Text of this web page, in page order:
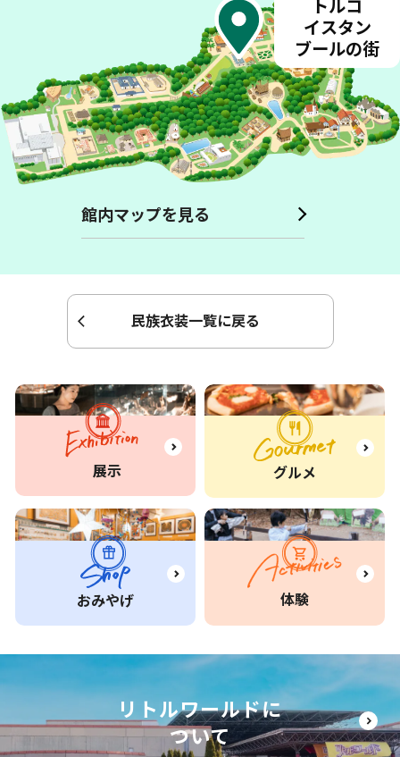
台湾 農家
ペルー
大農園 領主の家
バリ島 貴族 の家
ドイツ バイエルン州の村
フランス アルザス地方の家
イタリア アルベロベッロの家
アフリカンプラザ
村
トルコ
イスタン
ブールの街
韓国 地主の家
ヨーロッパ衣装館ヴォヤージュ
館内マップを見る
民族衣装一覧に戻る
展示 グルメ
おみやげ 体験
リトルワールドに
ついて